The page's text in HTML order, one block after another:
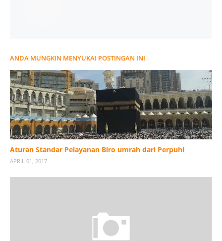
ANDA MUNGKIN MENYUKAI POSTINGAN INI
Aturan Standar Pelayanan Biro umrah dari Perpuhi
APRIL 01, 2017